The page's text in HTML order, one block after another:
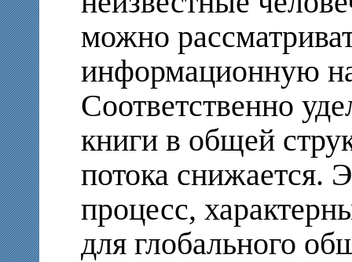
можно
информационную
Соответственно
книги в общей
потока снижается.
процесс,
для глобального